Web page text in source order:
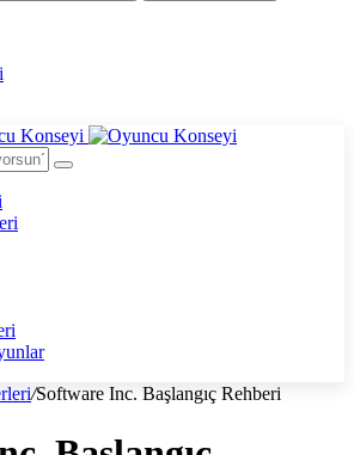
/Software Inc. Başlangıç Rehberi